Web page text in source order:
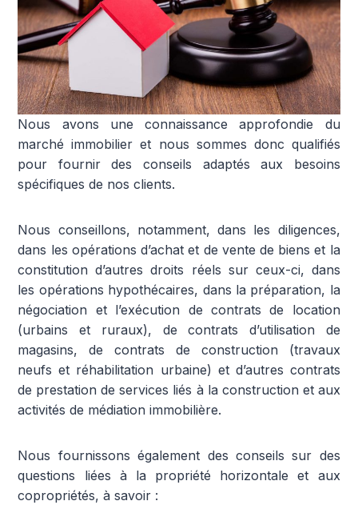
Nous avons une connaissance approfondie du
marché immobilier et nous sommes donc qualifiés
pour fournir des conseils adaptés aux besoins
spécifiques de nos clients.
Nous conseillons, notamment, dans les diligences,
dans les opérations d’achat et de vente de biens et la
constitution d’autres droits réels sur ceux-ci, dans
les opérations hypothécaires, dans la préparation, la
négociation et l’exécution de contrats de location
(urbains et ruraux), de contrats d’utilisation de
magasins, de contrats de construction (travaux
neufs et réhabilitation urbaine) et d’autres contrats
de prestation de services liés à la construction et aux
activités de médiation immobilière.
Nous fournissons également des conseils sur des
questions liées à la propriété horizontale et aux
copropriétés, à savoir :